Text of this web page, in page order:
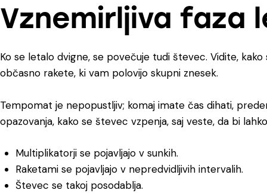
Vznemirljiva faza
Ko se letalo dvigne, se povečuje tudi števec. Vidite,
občasno rakete, ki vam polovijo skupni znesek.
Tempomat je nepopustljiv; komaj imate čas dihati,
opazovanja, kako se števec vzpenja, saj veste, da bi
Multiplikatorji se pojavljajo v sunkih.
Raketami se pojavljajo v nepredvidljivih intervalih.
Števec se takoj posodablja.